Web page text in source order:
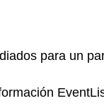
para un